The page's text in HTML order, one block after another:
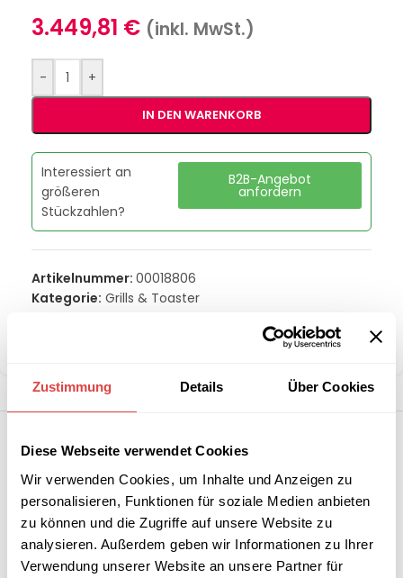
Zustimmung Details Über Cookies
Diese Webseite verwendet Cookies
Wir verwenden Cookies, um Inhalte und Anzeigen zu
personalisieren, Funktionen für soziale Medien anbieten
zu können und die Zugriffe auf unsere Website zu
analysieren. Außerdem geben wir Informationen zu Ihrer
Verwendung unserer Website an unsere Partner für
3.449,81 € (inkl. MwSt.)
- +
IN DEN WARENKORB
Interessiert an
größeren
Stückzahlen?
B2B-Angebot
anfordern
Artikelnummer: 00018806
Kategorie: Grills & Toaster